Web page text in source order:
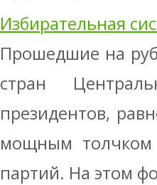
Избирательная
Прошедшие на
стран
президентов,
мощным толчком
партий. На этом